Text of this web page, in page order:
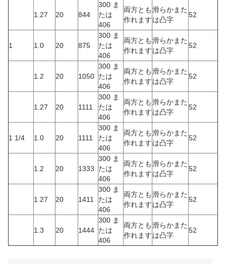
1.27 20 844
300 ま
たは
406
両方とも
作れます
滑らかまた
は凸字
52
1 1.0 20 875
300 ま
たは
406
両方とも
作れます
滑らかまた
は凸字
52
1.2 20 1050
300 ま
たは
406
両方とも
作れます
滑らかまた
は凸字
52
1.27 20 1111
300 ま
たは
406
両方とも
作れます
滑らかまた
は凸字
52
1 1/4 1.0 20 1111
300 ま
たは
406
両方とも
作れます
滑らかまた
は凸字
52
1.2 20 1333
300 ま
たは
406
両方とも
作れます
滑らかまた
は凸字
52
1.27 20 1411
300 ま
たは
406
両方とも
作れます
滑らかまた
は凸字
52
1.3 20 1444
300 ま
たは
406
両方とも
作れます
滑らかまた
は凸字
52